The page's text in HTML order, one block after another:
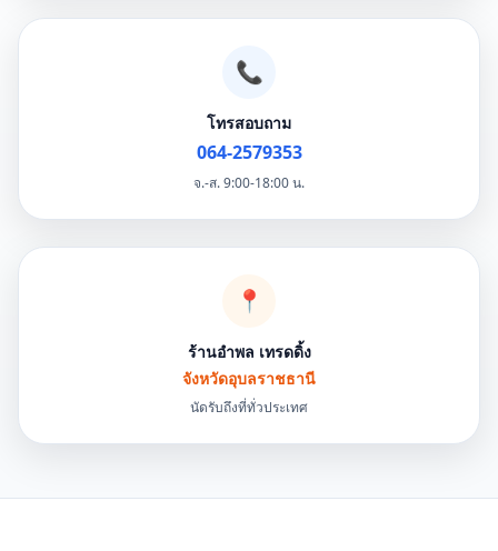
📞
โทรสอบถาม
064-2579353
จ.-ส. 9:00-18:00 น.
📍
ร้านอำพล เทรดดิ้ง
จังหวัดอุบลราชธานี
นัดรับถึงที่ทั่วประเทศ